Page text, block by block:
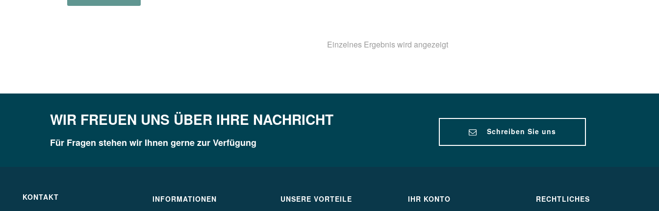
Einzelnes Ergebnis wird angezeigt
WIR FREUEN UNS ÜBER IHRE NACHRICHT
Für Fragen stehen wir Ihnen gerne zur Verfügung
Schreiben Sie uns
KONTAKT
INFORMATIONEN UNSERE VORTEILE IHR KONTO RECHTLICHES